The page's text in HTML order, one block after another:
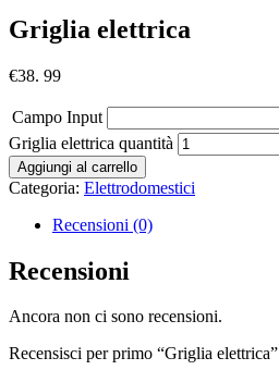
Griglia elettrica
€38. 99
Campo Input
Griglia elettrica quantità
Aggiungi al carrello
Categoria: Elettrodomestici
Recensioni (0)
Recensioni
Ancora non ci sono recensioni.
Recensisci per primo “Griglia elettrica”